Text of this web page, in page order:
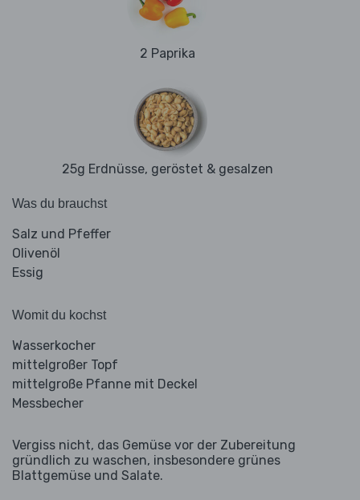
2 Paprika
25g Erdnüsse, geröstet & gesalzen
Was du brauchst
Salz und Pfeffer
Olivenöl
Essig
Womit du kochst
Wasserkocher
mittelgroßer Topf
mittelgroße Pfanne mit Deckel
Messbecher
Vergiss nicht, das Gemüse vor der Zubereitung
gründlich zu waschen, insbesondere grünes
Blattgemüse und Salate.